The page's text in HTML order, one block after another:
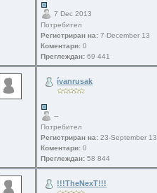
7 Dec 2013
Потребител
Регистриран на: 7-December 13
Коментари: 0
Преглеждан: 69 441
ívanrusak
--
Потребител
Регистриран на: 23-September 13
Коментари: 0
Преглеждан: 58 844
!!!TheNexT!!!